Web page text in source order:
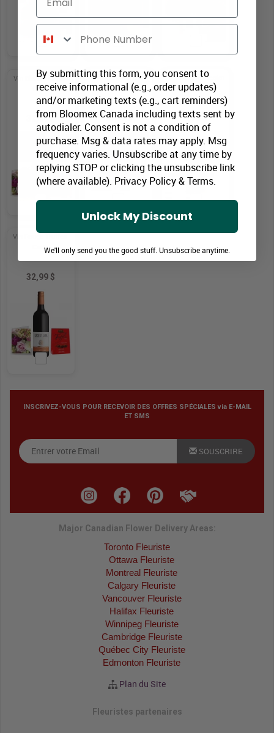
Vin Blanc Truffes-
Carte
32,99 $
Nounours d'amour
16,99 $
Cœurs en chocolat
belge (65 g)
9,99 $
Vin Rouge Truffes-
Carte
32,99 $
INSCRIVEZ-VOUS POUR RECEVOIR DES OFFRES SPÉCIALES via E-MAIL
ET SMS
SOUSCRIRE
Major Canadian Flower Delivery Areas:
Toronto Fleuriste
Ottawa Fleuriste
Montreal Fleuriste
Calgary Fleuriste
Vancouver Fleuriste
Halifax Fleuriste
Winnipeg Fleuriste
Cambridge Fleuriste
Québec City Fleuriste
Edmonton Fleuriste
Plan du Site
Fleuristes partenaires
Phone Number
By submitting this form, you consent to
receive informational (e.g., order updates)
and/or marketing texts (e.g., cart reminders)
from Bloomex Canada including texts sent by
autodialer. Consent is not a condition of
purchase. Msg & data rates may apply. Msg
frequency varies. Unsubscribe at any time by
replying STOP or clicking the unsubscribe link
(where available). Privacy Policy&Terms.
Unlock My Discount
We'll only send you the good stuff. Unsubscribe anytime.